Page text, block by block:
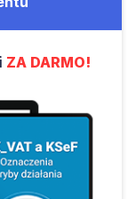
ZA DARMO!